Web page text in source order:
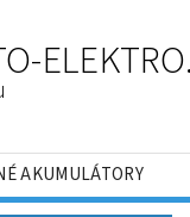
AKUMULÁTORY